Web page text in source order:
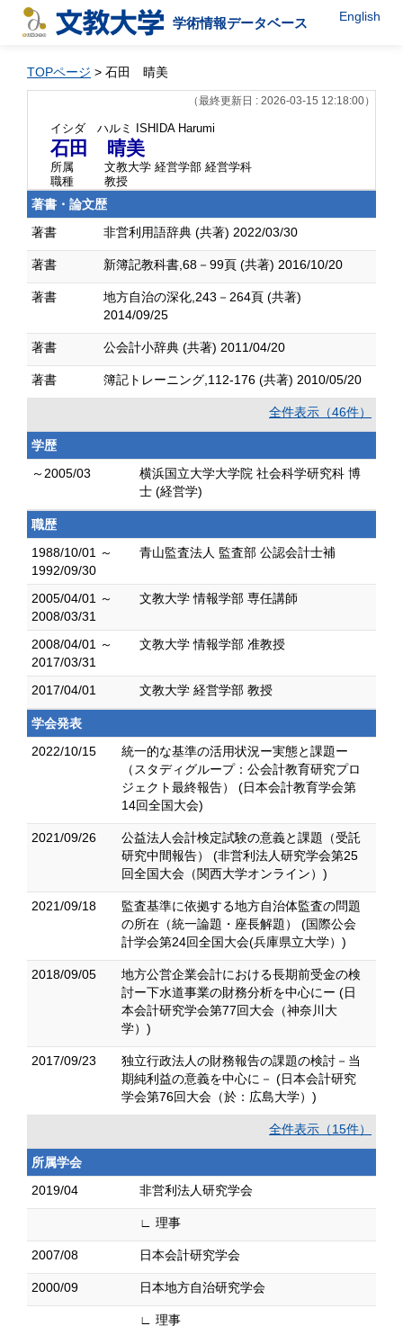
学術情報データベース English
TOPページ > 石田 晴美
（最終更新日 : 2026-03-15 12:18:00）
イシダ ハルミ ISHIDA Harumi
石田 晴美
所属
文教大学 経営学部 経営学科
職種
教授
著書・論文歴
著書
非営利用語辞典 (共著) 2022/03/30
著書 新簿記教科書,68－99頁 (共著) 2016/10/20
著書
地方自治の深化,243－264頁 (共著)
2014/09/25
著書 公会計小辞典 (共著) 2011/04/20
著書 簿記トレーニング,112-176 (共著) 2010/05/20
全件表示（46件）
学歴
～2005/03
横浜国立大学大学院 社会科学研究科 博
士 (経営学)
職歴
1988/10/01 ～
1992/09/30
青山監査法人 監査部 公認会計士補
2005/04/01 ～
2008/03/31
文教大学 情報学部 専任講師
2008/04/01 ～
2017/03/31
文教大学 情報学部 准教授
2017/04/01 文教大学 経営学部 教授
学会発表
2022/10/15
統一的な基準の活用状況ー実態と課題ー
（スタディグループ：公会計教育研究プロ
ジェクト最終報告） (日本会計教育学会第
14回全国大会)
2021/09/26
公益法人会計検定試験の意義と課題（受託
研究中間報告） (非営利法人研究学会第25
回全国大会（関西大学オンライン）)
2021/09/18
監査基準に依拠する地方自治体監査の問題
の所在（統一論題・座長解題） (国際公会
計学会第24回全国大会(兵庫県立大学）)
2018/09/05
地方公営企業会計における長期前受金の検
討ー下水道事業の財務分析を中心にー (日
本会計研究学会第77回大会（神奈川大
学）)
2017/09/23
独立行政法人の財務報告の課題の検討－当
期純利益の意義を中心に－ (日本会計研究
学会第76回大会（於：広島大学）)
全件表示（15件）
所属学会
2019/04
非営利法人研究学会
∟ 理事
2007/08 日本会計研究学会
2000/09 日本地方自治研究学会
∟ 理事